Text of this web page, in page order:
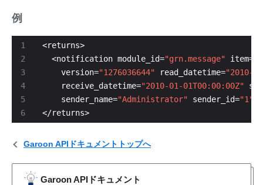
Garoon APIドキュメントトップへ
Garoon APIドキュメント
例
3
4
5
6
  <notification module_id=
"grn.message" item=
    version=
"1276036644" read_datetime="2010-
    receive_datetime=
"2010-01-01T00:00:00Z"
    sender_name=
"Administrator" sender_id="1"
</returns>